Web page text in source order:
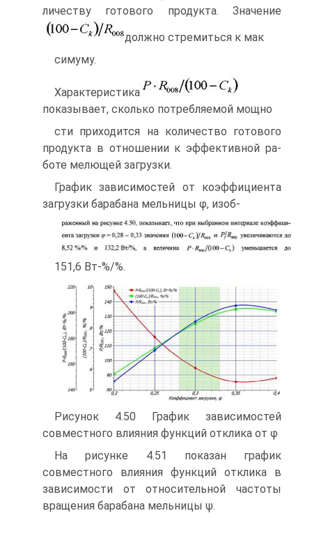
личеству готового продукта. Значение
должно стремиться к мак­
симуму.
Характеристика
показывает, сколько потребляемой мощно­
сти приходится на количество готового
продукта в отношении к эффективной ра­
боте мелющей загрузки.
График зависимостей от коэффициента
загрузки барабана мельницы φ, изоб-
151,6 Вт-%/%.
Рисунок 4.50 График зависимостей
совместного влияния функций отклика от φ
На рисунке 4.51 показан график
совместного влияния функций отклика в
зави­симости от относительной частоты
вращения барабана мельницы ψ.